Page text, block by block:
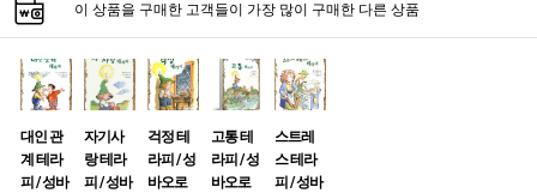
이 상품을 구매한 고객들이 가장 많이 구매한 다른 상품
대인 관
계 테라
피 / 성바
자기사
랑 테라
피 / 성바
걱정 테
라피 / 성
바오로
고통 테
라피 / 성
바오로
스트레
스 테라
피 / 성바